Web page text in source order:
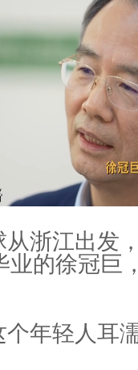
从浙江出发
业的徐冠巨
年轻人耳